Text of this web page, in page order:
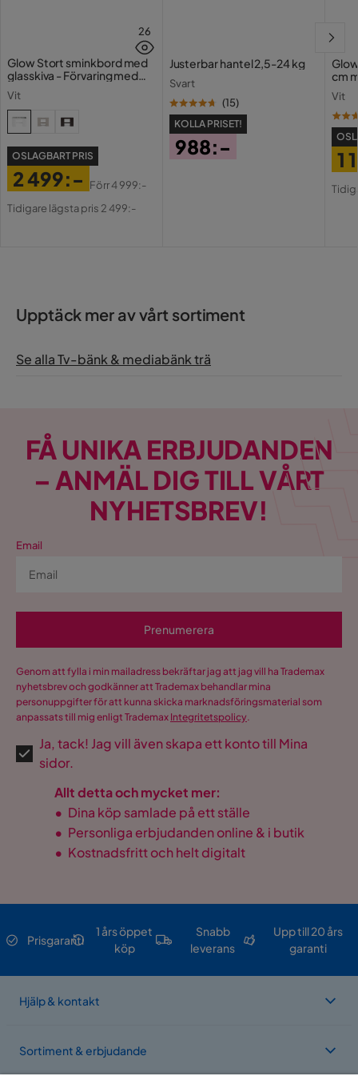
26
Glow Stort sminkbord med
glasskiva - Förvaring med
Vit
OSLAGBART PRIS
Pris
2 499:-
Original
Förr4 999:-
Tidigare lägsta pris 2 499:-
Justerbar hantel 2,5-24 kg
Svart
(15)
KOLLA PRISET!
988:-
cm
Vit
1
Upptäck mer av vårt sortiment
Se alla Tv-bänk & mediabänk trä
FÅ UNIKA ERBJUDANDEN
– ANMÄL DIG TILL VÅRT
NYHETSBREV!
Email
Prenumerera
Genom att fylla i min mailadress bekräftar jag att jag vill ha Trademax
nyhetsbrev och godkänner att Trademax behandlar mina
personuppgifter för att kunna skicka marknadsföringsmaterial som
anpassats till mig enligt Trademax Integritetspolicy.
Ja, tack! Jag vill även skapa ett konto till Mina
sidor.
Allt detta och mycket mer:
• Dina köp samlade på ett ställe
• Personliga erbjudanden online & i butik
• Kostnadsfritt och helt digitalt
Prisgaranti
1 års öppet
köp
Snabb
leverans
Upp till 20 års
garanti
Hjälp & kontakt
Sortiment & erbjudande